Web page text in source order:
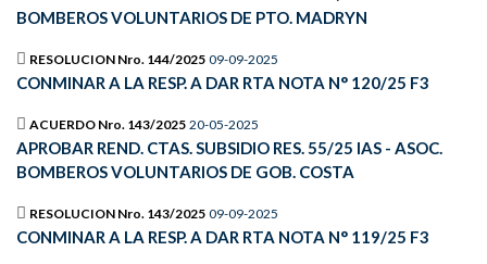
BOMBEROS VOLUNTARIOS DE PTO. MADRYN
RESOLUCION Nro. 144/2025 09-09-2025
CONMINAR A LA RESP. A DAR RTA NOTA N° 120/25 F3
ACUERDO Nro. 143/2025 20-05-2025
APROBAR REND. CTAS. SUBSIDIO RES. 55/25 IAS - ASOC.
BOMBEROS VOLUNTARIOS DE GOB. COSTA
RESOLUCION Nro. 143/2025 09-09-2025
CONMINAR A LA RESP. A DAR RTA NOTA N° 119/25 F3